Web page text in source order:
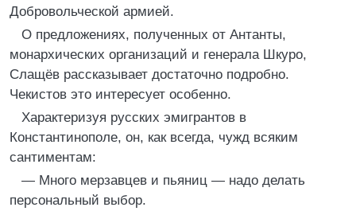
Добровольческой армией.
О предложениях, полученных от Антанты,
монархических организаций и генерала Шкуро,
Слащёв рассказывает достаточно подробно.
Чекистов это интересует особенно.
Характеризуя русских эмигрантов в
Константинополе, он, как всегда, чужд всяким
сантиментам:
— Много мерзавцев и пьяниц — надо делать
персональный выбор.